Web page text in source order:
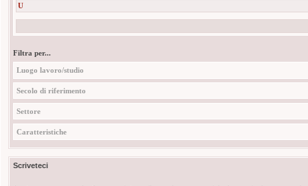
U
Filtra per...
Luogo lavoro/studio
Secolo di riferimento
Settore
Caratteristiche
Scriveteci